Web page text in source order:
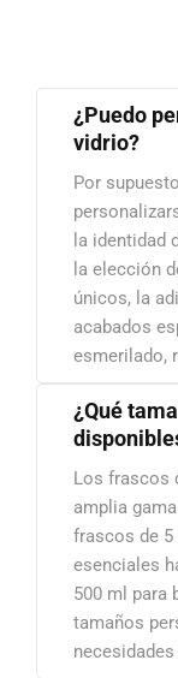
¿Puedo
vidrio?
Por
la identidad
la elección
únicos, la
acabados
esmerilado,
¿Qué
Los frascos
amplia
frascos de
esenciales
500 ml para
tamaños